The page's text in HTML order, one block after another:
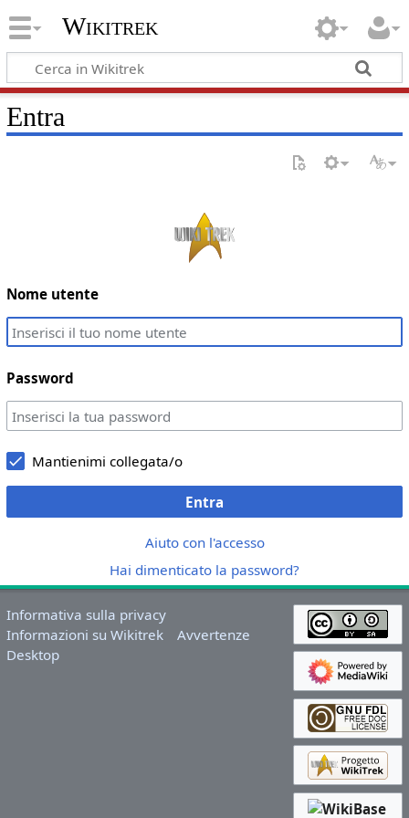
Wikitrek
Entra
Nome utente
Password
Mantienimi collegata/o
Entra
Aiuto con l'accesso
Hai dimenticato la password?
Informativa sulla privacy
Informazioni su Wikitrek
Avvertenze
Desktop